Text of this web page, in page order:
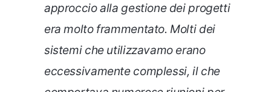
approccio alla gestione dei progetti
era molto frammentato. Molti dei
sistemi che utilizzavamo erano
eccessivamente complessi, il che